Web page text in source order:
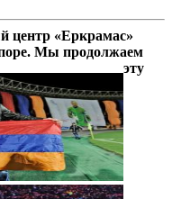
центр «Еркрамас»
Мы продолжаем
эту